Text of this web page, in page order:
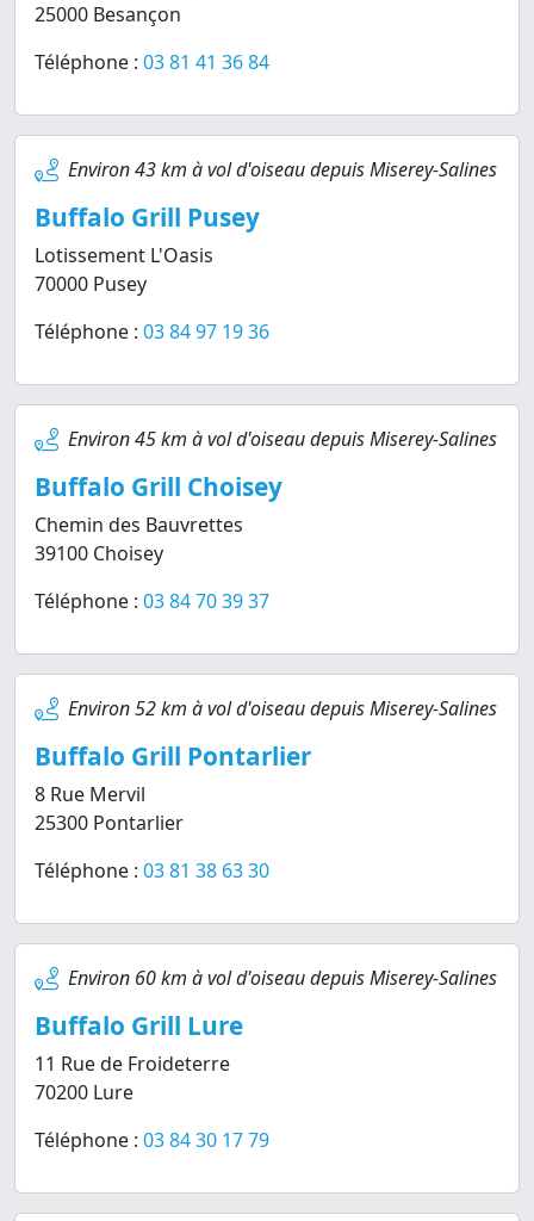
25000 Besançon
Téléphone : 03 81 41 36 84
Environ 43 km à vol d'oiseau depuis Miserey-Salines
Buffalo Grill Pusey
Lotissement L'Oasis
70000 Pusey
Téléphone : 03 84 97 19 36
Environ 45 km à vol d'oiseau depuis Miserey-Salines
Buffalo Grill Choisey
Chemin des Bauvrettes
39100 Choisey
Téléphone : 03 84 70 39 37
Environ 52 km à vol d'oiseau depuis Miserey-Salines
Buffalo Grill Pontarlier
8 Rue Mervil
25300 Pontarlier
Téléphone : 03 81 38 63 30
Environ 60 km à vol d'oiseau depuis Miserey-Salines
Buffalo Grill Lure
11 Rue de Froideterre
70200 Lure
Téléphone : 03 84 30 17 79